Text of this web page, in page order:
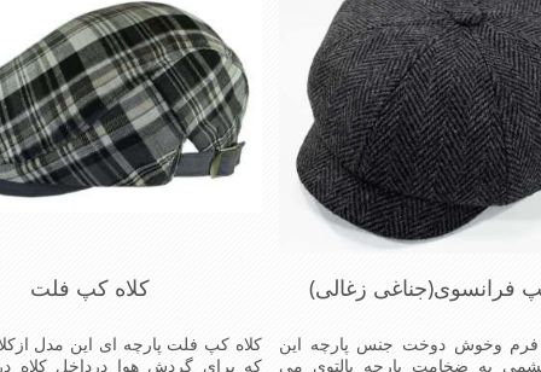
فرانسوی(جناغی زغالی)
فرم وخوش دوخت جنس پارچه این
پشمی به ضخامت پارچه پالتوی می
کلاه کپ فلت
کلاه کپ فلت پارچه ای این مدل
که برای گردش هوا درداخل کلاه